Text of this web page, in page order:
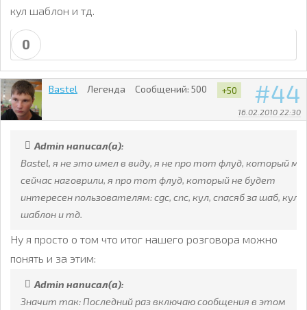
кул шаблон и тд.
0
44
16.02.2010 22:30
Bastel Легенда Сообщений: 500 +50
Admin написал(а):
Bastel, я не это имел в виду, я не про тот флуд, который мы
сейчас наговрили, я про тот флуд, который не будет
интересен пользователям: cgс, спс, кул, спасяб за шаб, кул
шаблон и тд.
Ну я просто о том что итог нашего розговора можно
понять и за этим:
Admin написал(а):
Значит так: Последний раз включаю сообщения в этом